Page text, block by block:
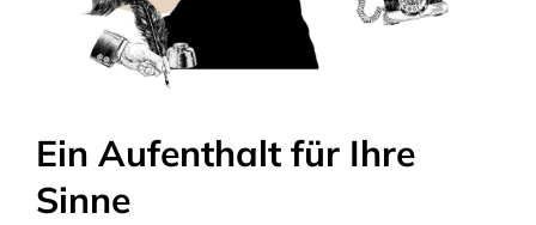
Ein Aufenthalt für Ihre
Sinne